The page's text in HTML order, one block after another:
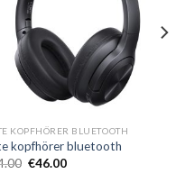
KOPFHÖRER BLUETOOTH
kopfhörer bluetooth
€46.00